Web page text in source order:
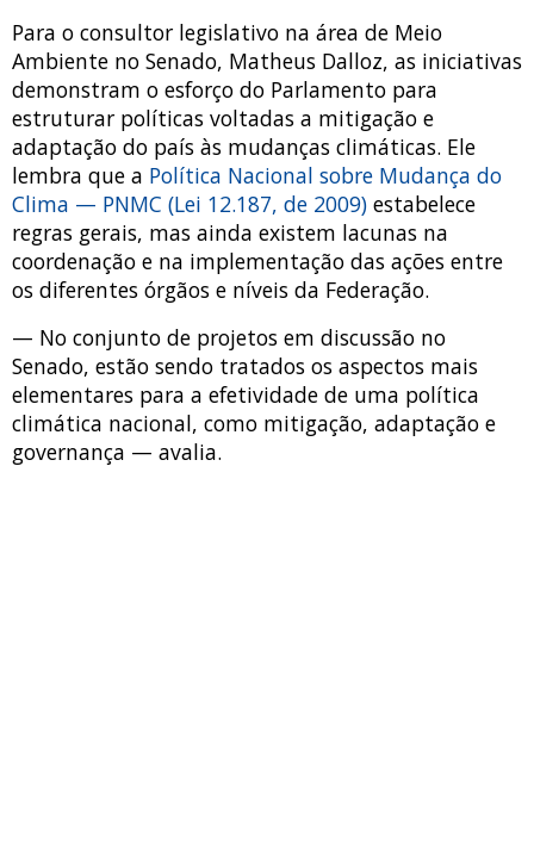
Para o consultor legislativo na área de Meio
Ambiente no Senado, Matheus Dalloz, as iniciativas
demonstram o esforço do Parlamento para
estruturar políticas voltadas a mitigação e
adaptação do país às mudanças climáticas. Ele
lembra que a Política Nacional sobre Mudança do
Clima — PNMC (Lei 12.187, de 2009) estabelece
regras gerais, mas ainda existem lacunas na
coordenação e na implementação das ações entre
os diferentes órgãos e níveis da Federação.
— No conjunto de projetos em discussão no
Senado, estão sendo tratados os aspectos mais
elementares para a efetividade de uma política
climática nacional, como mitigação, adaptação e
governança — avalia.